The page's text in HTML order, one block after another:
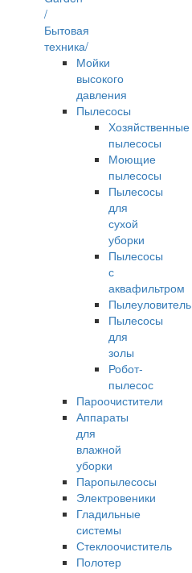
/
Бытовая
техника/
Мойки
высокого
давления
Пылесосы
Хозяйственные
пылесосы
Моющие
пылесосы
Пылесосы
для
сухой
уборки
Пылесосы
с
аквафильтром
Пылеуловитель
Пылесосы
для
золы
Робот-
пылесос
Пароочистители
Аппараты
для
влажной
уборки
Паропылесосы
Электровеники
Гладильные
системы
Стеклоочиститель
Полотер